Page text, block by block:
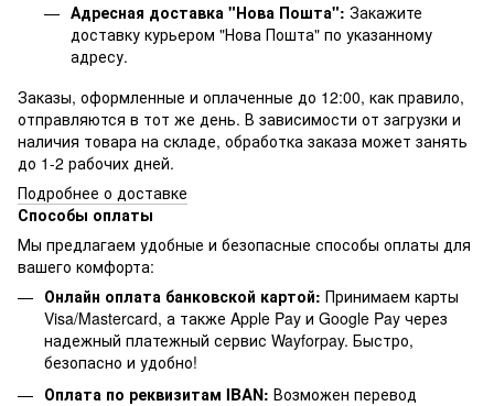
Адресная доставка "Нова Пошта": Закажите
доставку курьером "Нова Пошта" по указанному
адресу.
Заказы, оформленные и оплаченные до 12:00, как правило,
отправляются в тот же день. В зависимости от загрузки и
наличия товара на складе, обработка заказа может занять
до 1-2 рабочих дней.
Подробнее о доставке
Способы оплаты
Мы предлагаем удобные и безопасные способы оплаты для
вашего комфорта:
Онлайн оплата банковской картой: Принимаем карты
Visa/Mastercard, а также Apple Pay и Google Pay через
надежный платежный сервис Wayforpay. Быстро,
безопасно и удобно!
Оплата по реквизитам IBAN: Возможен перевод